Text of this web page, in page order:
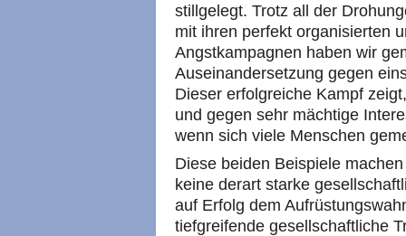
stillgelegt. Trotz all der
mit ihren perfekt organisierten
Angstkampagnen haben wir
Auseinandersetzung gegen
Dieser erfolgreiche Kampf
und gegen sehr mächtige
wenn sich viele Menschen
Diese beiden Beispiele
keine derart starke
auf Erfolg dem
tiefgreifende gesellschaftliche